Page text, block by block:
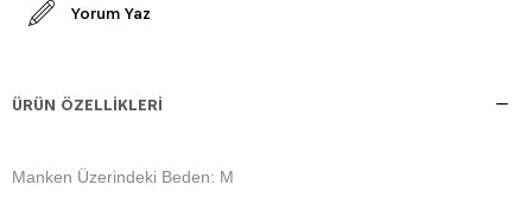
Yorum Yaz
ÜRÜN ÖZELLIKLERI
Manken Üzerindeki Beden: M